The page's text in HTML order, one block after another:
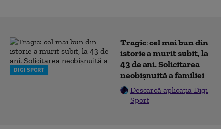
DIGI SPORT
Tragic: cel mai bun din
istorie a murit subit, la
43 de ani. Solicitarea
neobișnuită a familiei
Descarcă aplicația Digi
Sport